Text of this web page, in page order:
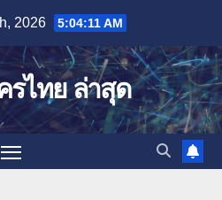
2026 5:04:12 AM
รไทย ล่าสุด